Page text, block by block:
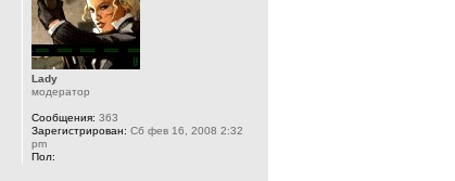
Lady
модератор
Сообщения: 363
Зарегистрирован: Сб фев 16, 2008 2:32
pm
Пол: